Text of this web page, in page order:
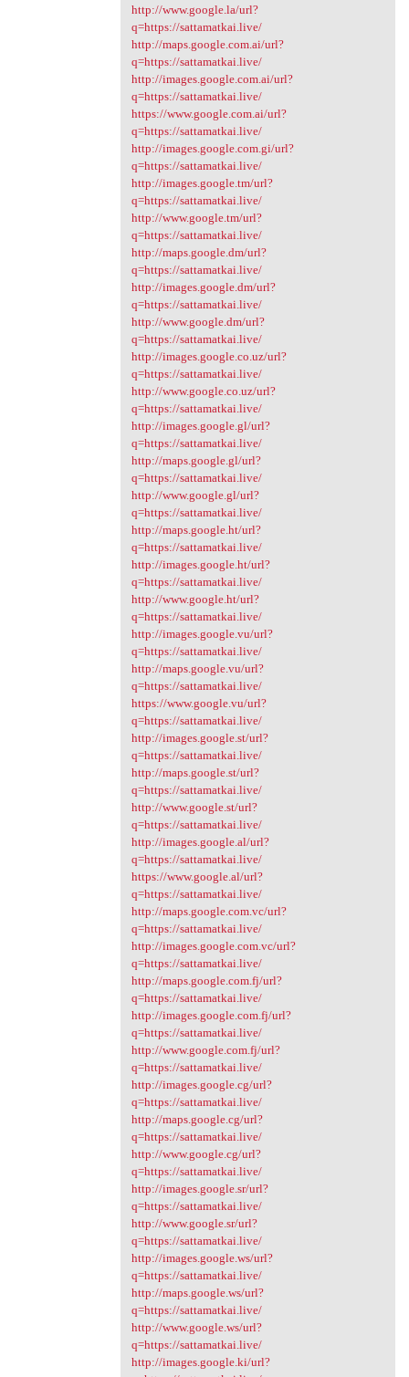
http://www.google.la/url?
q=https://sattamatkai.live/
http://maps.google.com.ai/url?
q=https://sattamatkai.live/
http://images.google.com.ai/url?
q=https://sattamatkai.live/
https://www.google.com.ai/url?
q=https://sattamatkai.live/
http://images.google.com.gi/url?
q=https://sattamatkai.live/
http://images.google.tm/url?
q=https://sattamatkai.live/
http://www.google.tm/url?
q=https://sattamatkai.live/
http://maps.google.dm/url?
q=https://sattamatkai.live/
http://images.google.dm/url?
q=https://sattamatkai.live/
http://www.google.dm/url?
q=https://sattamatkai.live/
http://images.google.co.uz/url?
q=https://sattamatkai.live/
http://www.google.co.uz/url?
q=https://sattamatkai.live/
http://images.google.gl/url?
q=https://sattamatkai.live/
http://maps.google.gl/url?
q=https://sattamatkai.live/
http://www.google.gl/url?
q=https://sattamatkai.live/
http://maps.google.ht/url?
q=https://sattamatkai.live/
http://images.google.ht/url?
q=https://sattamatkai.live/
http://www.google.ht/url?
q=https://sattamatkai.live/
http://images.google.vu/url?
q=https://sattamatkai.live/
http://maps.google.vu/url?
q=https://sattamatkai.live/
https://www.google.vu/url?
q=https://sattamatkai.live/
http://images.google.st/url?
q=https://sattamatkai.live/
http://maps.google.st/url?
q=https://sattamatkai.live/
http://www.google.st/url?
q=https://sattamatkai.live/
http://images.google.al/url?
q=https://sattamatkai.live/
https://www.google.al/url?
q=https://sattamatkai.live/
http://maps.google.com.vc/url?
q=https://sattamatkai.live/
http://images.google.com.vc/url?
q=https://sattamatkai.live/
http://maps.google.com.fj/url?
q=https://sattamatkai.live/
http://images.google.com.fj/url?
q=https://sattamatkai.live/
http://www.google.com.fj/url?
q=https://sattamatkai.live/
http://images.google.cg/url?
q=https://sattamatkai.live/
http://maps.google.cg/url?
q=https://sattamatkai.live/
http://www.google.cg/url?
q=https://sattamatkai.live/
http://images.google.sr/url?
q=https://sattamatkai.live/
http://www.google.sr/url?
q=https://sattamatkai.live/
http://images.google.ws/url?
q=https://sattamatkai.live/
http://maps.google.ws/url?
q=https://sattamatkai.live/
http://www.google.ws/url?
q=https://sattamatkai.live/
http://images.google.ki/url?